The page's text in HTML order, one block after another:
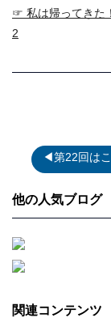
☞ 私は帰ってきた
2
◀第22回は
他の人気ブログ
関連コンテンツ